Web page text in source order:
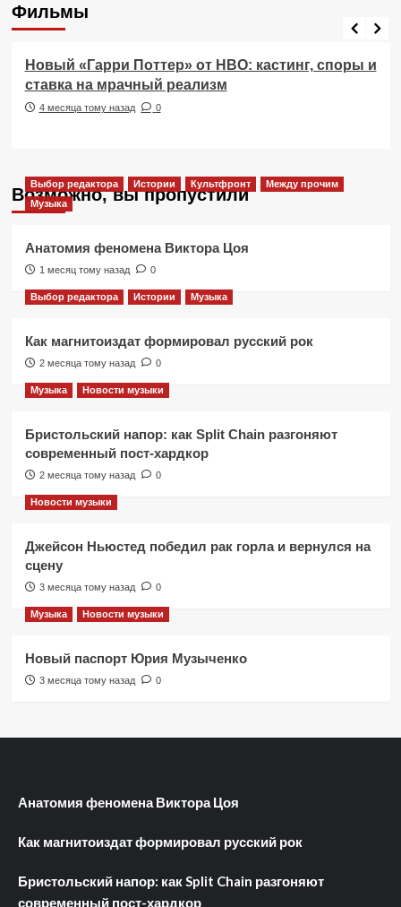
Фильмы
Фильмы
Новый «Гарри Поттер» от HBO: кастинг, споры и
ставка на мрачный реализм
4 месяца тому назад 0
Возможно, вы пропустили
Выбор редактора Истории Культфронт
Между прочим
Музыка
Анатомия феномена Виктора Цоя
1 месяц тому назад 0
Выбор редактора Истории Музыка
Как магнитоиздат формировал русский рок
2 месяца тому назад 0
Музыка Новости музыки
Бристольский напор: как Split Chain разгоняют
современный пост-хардкор
2 месяца тому назад 0
Новости музыки
Джейсон Ньюстед победил рак горла и вернулся на
сцену
3 месяца тому назад 0
Музыка Новости музыки
Новый паспорт Юрия Музыченко
3 месяца тому назад 0
Анатомия феномена Виктора Цоя
Как магнитоиздат формировал русский рок
Бристольский напор: как Split Chain разгоняют
современный пост-хардкор